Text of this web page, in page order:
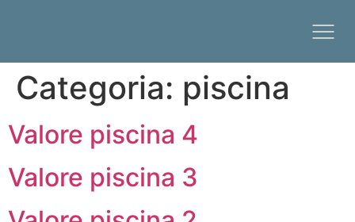
Categoria: piscina
Valore piscina 4
Valore piscina 3